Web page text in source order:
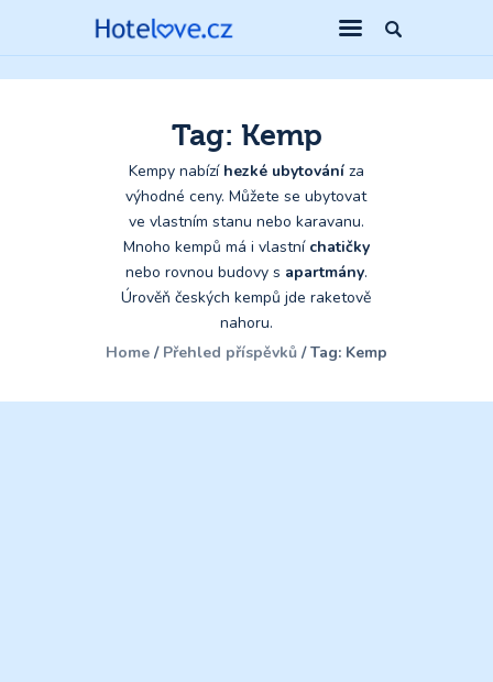
Tag: Kemp
Kempy nabízíhezké ubytováníza
výhodné ceny. Můžete se ubytovat
ve vlastním stanu nebo karavanu.
Mnoho kempů má i vlastní chatičky
nebo rovnou budovy s apartmány.
Úrověň českých kempů jde raketově
nahoru.
Home
Přehled příspěvků Tag: Kemp